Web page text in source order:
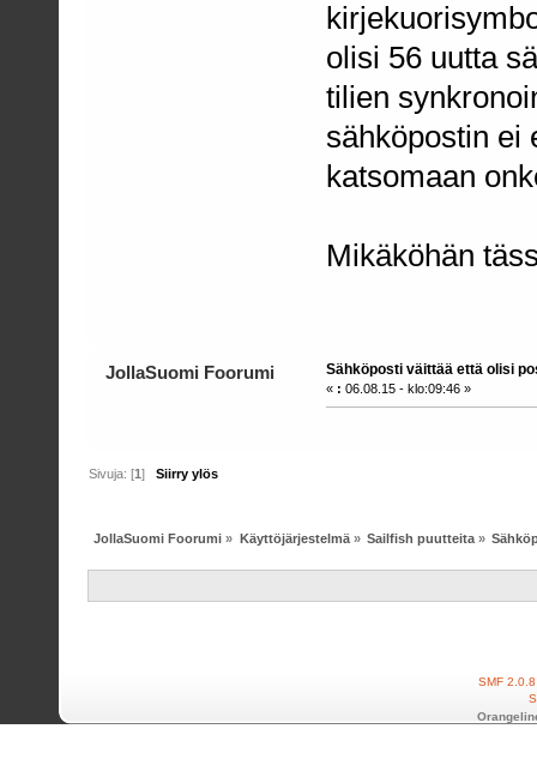
olisi 56 uutta
tilien
sähköpostin ei
katsomaan
Mikäköhän
JollaSuomi Foorumi Sähköposti väittää että olisi
« : 06.08.15 - klo:09:46 »
Sivuja: [1]Siirry ylös
JollaSuomi Foorumi » Käyttöjärjestelmä» Sailfish puutteita»
SMF 2.0.8